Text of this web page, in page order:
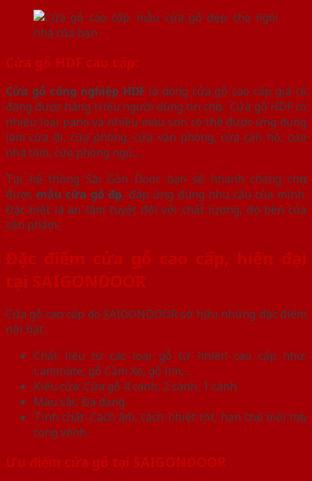
Cửa gỗ HDF cao cấp:
Cửa gỗ công nghiệp HDFlà dòng cửa gỗ cao cấp giá rẻ
đang được hàng triệu người dùng tin chọn. Cửa gỗ HDF có
nhiều loại pano và nhiều màu sơn có thể được ứng dụng
làm cửa đi, cửa phòng, cửa văn phòng, cửa căn hộ, cửa
nhà tắm, cửa phòng ngủ,…
Tại hệ thống Sài Gòn Door bạn sẽ nhanh chóng chọn
được mẫu cửa gỗ đẹp, đáp ứng đúng nhu cầu của mình.
Đặc biệt là an tâm tuyệt đối với chất lượng, độ bền của
sản phẩm.
Đặc điểm cửa gỗ cao cấp, hiện đại
tại SAIGONDOOR
Cửa gỗ cao cấp do SAIGONDOOR sở hữu những đặc điểm
nổi bật:
Chất liệu từ các loại gỗ tự nhiên cao cấp như:
Laminate, gỗ Căm Xe, gỗ lim,…
Kiểu cửa: Cửa gỗ 4 cánh, 2 cánh, 1 cánh.
Màu sắc: Đa dạng.
Tính chất: Cách âm, cách nhiệt tốt, hạn chế mối mọt,
cong vênh.
Ưu điểm cửa gỗ tại SAIGONDOOR